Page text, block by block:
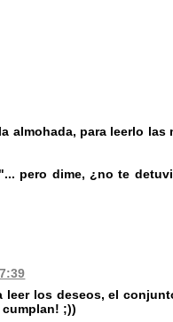
para leerlo las
pero dime, ¿no te
leer los deseos, el
;))